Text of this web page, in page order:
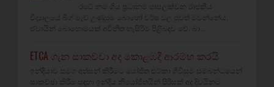
රටේ නම ගිය ප්‍රධානම පාසලක්වන රාජකීය
විද්‍යාලයේ බිග් මැච් උණුසුම බොහෝ වර්ෂ වල පුවත් මවන්නේය.
ඒවායින් බොහොමයක් අවිනීත හැසිරීම් පිළිබඳව වේ. බා...
ETCA ගැන සාකච්චා අද කොළඹදී ආරම්භ කරයි
ඉන්දියාව සමග අත්සන් කිරීමට යෝජිත එට්කා ගිවිසුම සම්බන්ධයෙන්
සාකච්ඡා කිරීම සඳහා ඉන්දීය නියෝජිතයින් පිරිසක් අද දිවයිනට